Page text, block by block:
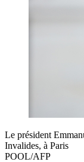
Le président
Invalides, à Paris
POOL/AFP